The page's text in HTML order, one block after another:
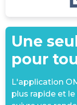
Une
pour
L'application
plus rapide et